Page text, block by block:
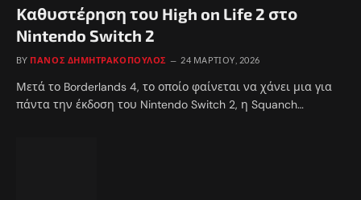
Καθυστέρηση του High on Life 2 στο
Nintendo Switch 2
BY ΠΆΝΟΣ ΔΗΜΗΤΡΑΚΌΠΟΥΛΟΣ 24 ΜΑΡΤΊΟΥ, 2026
Μετά το Borderlands 4, το οποίο φαίνεται να χάνει μια για
πάντα την έκδοση του Nintendo Switch 2, η Squanch…